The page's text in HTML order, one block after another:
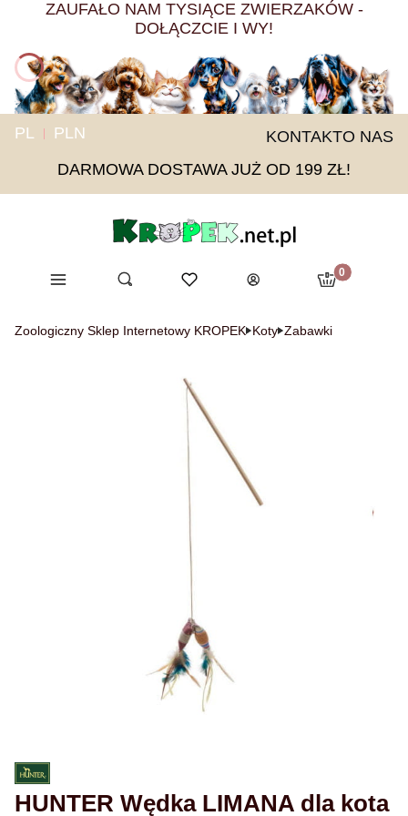
ZAUFAŁO NAM TYSIĄCE ZWIERZAKÓW -
DOŁĄCZCIE I WY!
PL PLN KONTAKTO NAS
DARMOWA DOSTAWA JUŻ OD 199 ZŁ!
Menu Otwórz wyszukiwarkę
Szukaj Ulubione
Zaloguj się
Produkty w
Koszyk
Zoologiczny Sklep Internetowy KROPEK Koty Zabawki
HUNTER Wędka LIMANA dla kota